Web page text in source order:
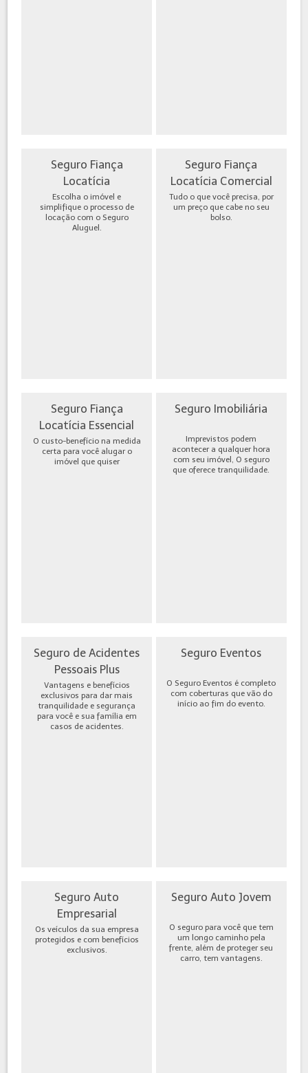
Seguro Fiança
Locatícia
Escolha o imóvel e
simplifique o processo de
locação com o Seguro
Aluguel.
Seguro Fiança
Locatícia Comercial
Tudo o que você precisa, por
um preço que cabe no seu
bolso.
Seguro Fiança
Locatícia Essencial
O custo-benefício na medida
certa para você alugar o
imóvel que quiser
Seguro Imobiliária
Imprevistos podem
acontecer a qualquer hora
com seu imóvel, O seguro
que oferece tranquilidade.
Seguro de Acidentes
Pessoais Plus
Vantagens e benefícios
exclusivos para dar mais
tranquilidade e segurança
para você e sua família em
casos de acidentes.
Seguro Eventos
O Seguro Eventos é completo
com coberturas que vão do
início ao fim do evento.
Seguro Auto
Empresarial
Os veículos da sua empresa
protegidos e com benefícios
exclusivos.
Seguro Auto Jovem
O seguro para você que tem
um longo caminho pela
frente, além de proteger seu
carro, tem vantagens.